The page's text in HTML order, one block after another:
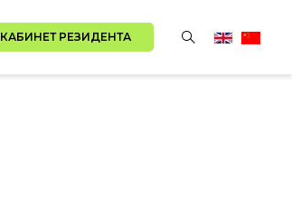
КАБИНЕТ РЕЗИДЕНТА